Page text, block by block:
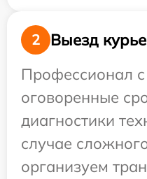
2
Выезд
Профессионал
оговоренные
диагностики
случае
организуем